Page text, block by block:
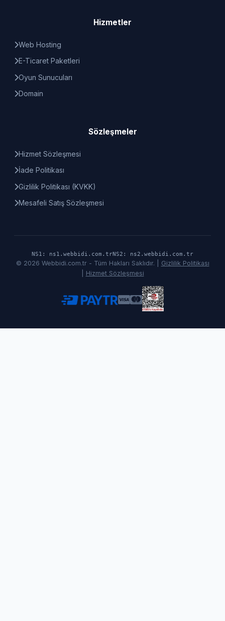
Hizmetler
Web Hosting
E-Ticaret Paketleri
Oyun Sunucuları
Domain
Sözleşmeler
Hizmet Sözleşmesi
İade Politikası
Gizlilik Politikası (KVKK)
Mesafeli Satış Sözleşmesi
NS1: ns1.webbidi.com.trNS2: ns2.webbidi.com.tr
© 2026 Webbidi.com.tr - Tüm Hakları Saklıdır. | Gizlilik Politikası
Hizmet Sözleşmesi